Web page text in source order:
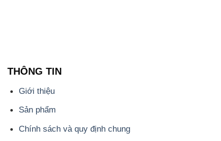
THÔNG TIN
Giới thiệu
Sản phẩm
Chính sách và quy định chung